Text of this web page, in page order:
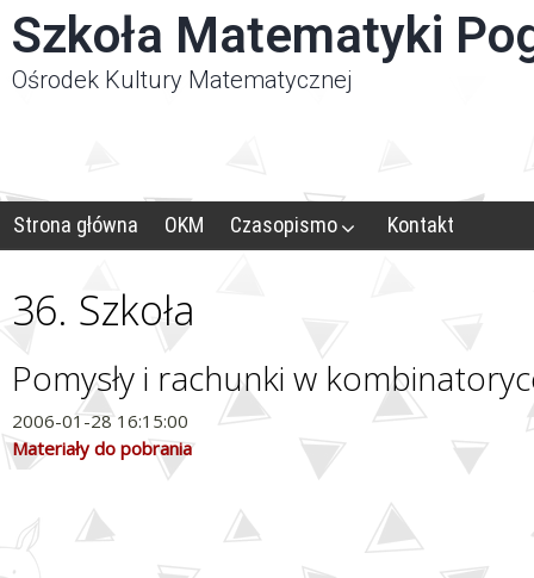
Szkoła Matematyki
Ośrodek Kultury Matematycznej
Strona główna OKM Czasopismo Kontakt
36. Szkoła
Pomysły i rachunki w
2006-01-28 16:15:00
Materiały do pobrania